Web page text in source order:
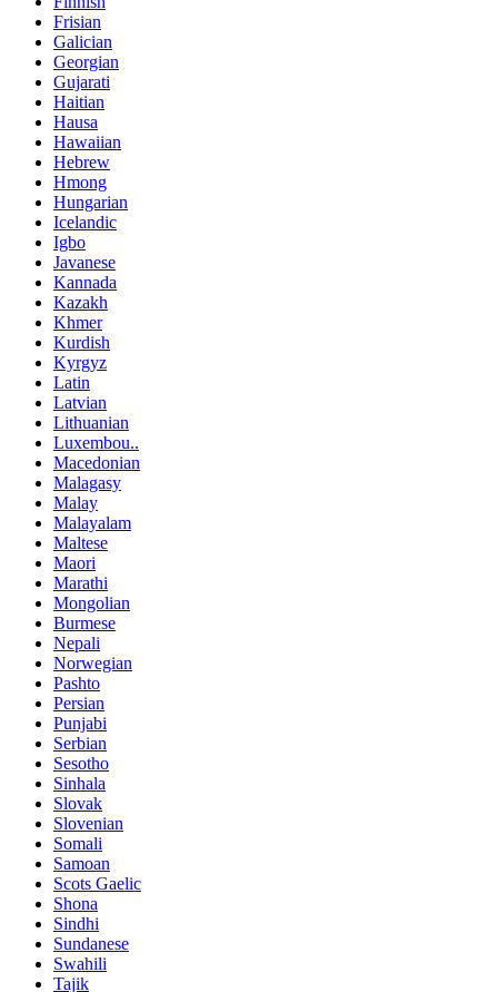
Frisian
Galician
Georgian
Gujarati
Haitian
Hausa
Hawaiian
Hebrew
Hmong
Hungarian
Icelandic
Igbo
Javanese
Kannada
Kazakh
Khmer
Kurdish
Kyrgyz
Latin
Latvian
Lithuanian
Luxembou..
Macedonian
Malagasy
Malay
Malayalam
Maltese
Maori
Marathi
Mongolian
Burmese
Nepali
Norwegian
Pashto
Persian
Punjabi
Serbian
Sesotho
Sinhala
Slovak
Slovenian
Somali
Samoan
Scots Gaelic
Shona
Sindhi
Sundanese
Swahili
Tajik